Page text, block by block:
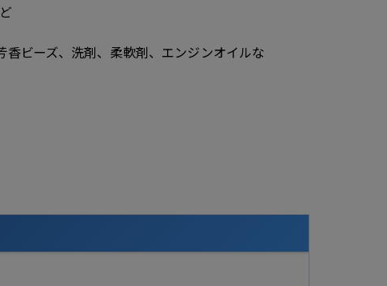
ビーズ、洗剤、柔軟剤、エンジンオイルな